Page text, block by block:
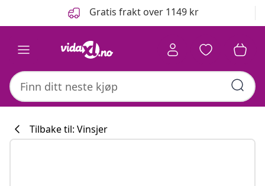
Gratis frakt over 1149 kr
Tilbake til: Vinsjer